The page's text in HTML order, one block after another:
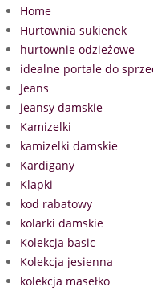
Home
Hurtownia sukienek
hurtownie odzieżowe
idealne portale do
Jeans
jeansy damskie
Kamizelki
kamizelki damskie
Kardigany
Klapki
kod rabatowy
kolarki damskie
Kolekcja basic
Kolekcja jesienna
kolekcja masełko